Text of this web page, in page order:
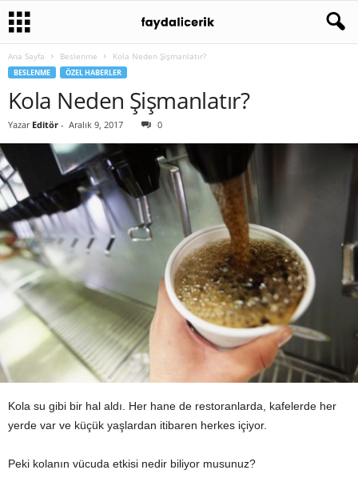
Ana Sayfa Beslenme Kola Neden Şişmanlatır?
BESLENME ÖZEL HABERLER
Kola Neden Şişmanlatır?
Yazar Editör - Aralık 9, 2017 0
Kola su gibi bir hal aldı. Her hane de restoranlarda, kafelerde her
yerde var ve küçük yaşlardan itibaren herkes içiyor.
Peki kolanın vücuda etkisi nedir biliyor musunuz?